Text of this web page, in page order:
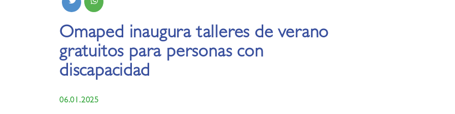
Omaped inaugura talleres de verano
gratuitos para personas con
discapacidad
06.01.2025